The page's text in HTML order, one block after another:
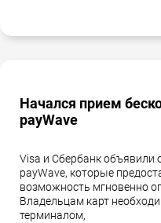
Начался прием
payWave
Visa и Сбербанк объявили
payWave, которые
возможность мгновенно
Владельцам карт
терминалом,